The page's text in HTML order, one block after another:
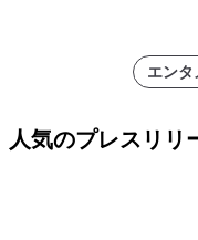
エンタ
人気のプレスリリ